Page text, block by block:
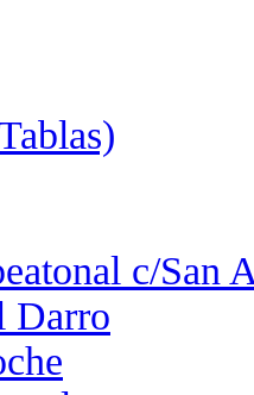
c/San
Darro